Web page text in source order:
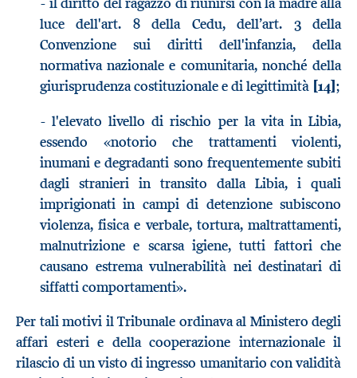
luce dell'art. 8 della Cedu, dell’art. 3 della
Convenzione sui diritti dell'infanzia, della
normativa nazionale e comunitaria, nonché della
giurisprudenza costituzionale e di legittimità [14];
- l'elevato livello di rischio per la vita in Libia,
essendo «notorio che trattamenti violenti,
inumani e degradanti sono frequentemente subiti
dagli stranieri in transito dalla Libia, i quali
imprigionati in campi di detenzione subiscono
violenza, fisica e verbale, tortura, maltrattamenti,
malnutrizione e scarsa igiene, tutti fattori che
causano estrema vulnerabilità nei destinatari di
siffatti comportamenti».
Per tali motivi il Tribunale ordinava al Ministero degli
affari esteri e della cooperazione internazionale il
rilascio di un visto di ingresso umanitario con validità